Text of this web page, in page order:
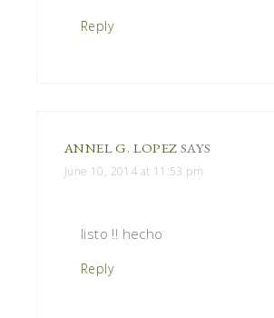
Reply
ANNEL G. LOPEZ SAYS
June 10, 2014 at 11:53 pm
listo !! hecho
Reply